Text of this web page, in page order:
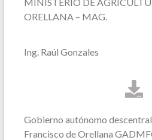
ORELLANA – MAG.
Ing. Raúl Gonzales
Gobierno autónomo
Francisco de Orellana